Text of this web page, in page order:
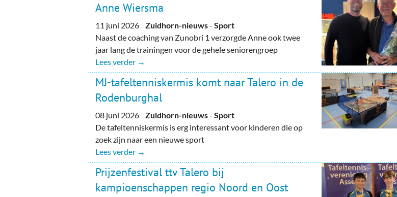
Anne Wiersma
11 juni 2026Zuidhorn-nieuws-Sport
Naast de coaching van Zunobri 1 verzorgde Anne ook twee
jaar lang de trainingen voor de gehele seniorengroep
Lees verder →
MJ-tafeltenniskermis komt naar Talero in de
Rodenburghal
08 juni 2026Zuidhorn-nieuws-Sport
De tafeltenniskermis is erg interessant voor kinderen die op
zoek zijn naar een nieuwe sport
Lees verder →
Prijzenfestival ttv Talero bij
kampioenschappen regio Noord en Oost